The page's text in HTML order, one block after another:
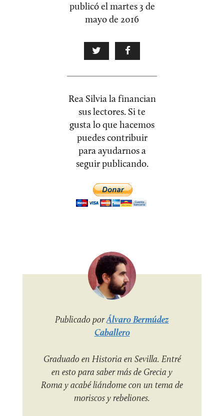
publicó elmartes 3 de
mayo de 2016
Rea Silvia la financian
sus lectores. Si te
gusta lo que hacemos
puedes contribuir
para ayudarnos a
seguir publicando.
Publicado porÁlvaro Bermúdez
Caballero
Graduado en Historia en Sevilla. Entré
en esto para saber más de Grecia y
Roma y acabé liándome con un tema de
moriscos y rebeliones.